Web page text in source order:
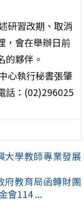
研習改期、取消
，會在舉辦日前
的夥伴。
心執行秘書張肇
話：(02)296025
大學教師專業發展
府教育局函轉財團
會114 ...